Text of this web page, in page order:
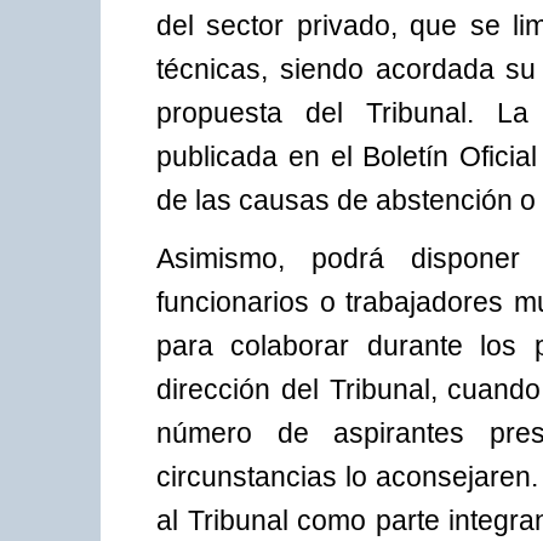
del sector privado, que se
técnicas, siendo acordada
propuesta del Tribunal.
publicada en el Boletín
de las causas de abstención
Asimismo, podrá
funcionarios o trabajadores
para colaborar durante los
dirección del Tribunal,
número de aspirantes
circunstancias lo
al Tribunal como parte